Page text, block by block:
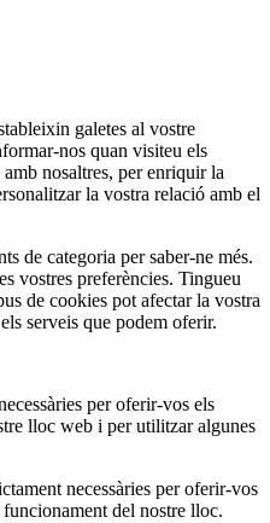
galetes al vostre
nos quan visiteu els
nosaltres, per enriquir la
la vostra relació amb el
de categoria per saber-ne més.
vostres preferències. Tingueu
de cookies pot afectar la vostra
serveis que podem oferir.
per oferir-vos els
lloc web i per utilitzar algunes
necessàries per oferir-vos
del nostre lloc.